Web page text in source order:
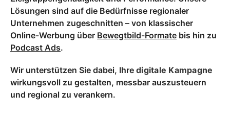
Lösungen sind auf die Bedürfnisse regionaler
Unternehmen zugeschnitten – von klassischer
Online-Werbung über Bewegtbild-Formate bis hin zu
Podcast Ads.
Wir unterstützen Sie dabei, Ihre digitale Kampagne
wirkungsvoll zu gestalten, messbar auszusteuern
und regional zu verankern.